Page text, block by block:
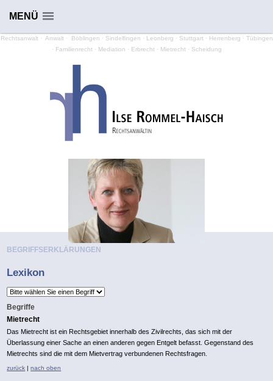
MENÜ
Rechtsanwalt · Anwalt · Böblingen · Sindelfingen · Leonberg · Stuttgart · Herrenberg · Tübingen
· Familienrecht · Mediation · Erbrecht · Mietrecht · Scheidung
BEGRIFFSERKLÄRUNGEN
Lexikon
Begriffe
Mietrecht
Das Mietrecht ist ein Rechtsgebiet innerhalb des Zivilrechts, das sich mit der
Überlassung einer Sache an einen anderen gegen Entgelt befasst. Gegenstand des
Mietrechts sind die mit dem Mietvertrag verbundenen Rechtsfragen.
zurück |nach oben